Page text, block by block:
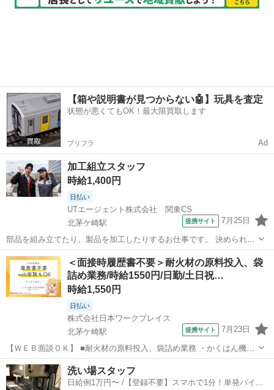
【箱や説明書が見つからない🤖】玩具を査定
状態が悪くてもOK！最大限買取します
プリフラ Ad
加工組立スタッフ
時給1,400円
日払い
UTエージェント株式会社 関東CS
北茅ケ崎駅
提携サイト 7月25日
部品を組み立てたり、製品を加工したりするお仕事です。 決められた
手順で作業を進めるので、未経験でも安心してスタートできます。も
のづくりが好きな方にもおすすめです。 ほかにもこんなお仕事をご紹
介！ ・製造 ・軽作業 ・ピッ...
神奈川 茅ヶ崎市 北茅ケ崎駅 工場
＜面接時履歴書不要＞耐火材の原料投入、袋
詰め業務/時給1550円/日勤/土日祝…
時給1,550円
日払い
株式会社日本ワークプレイス
北茅ケ崎駅
提携サイト 7月23日
【ＷＥＢ面談ＯＫ】 ■耐火材の原料投入、袋詰め業務 ・かくはん機に
原料の粉を手作業で投入する ・調合された耐火材が出てくる計量器の
上に袋をセット ・指定の量が入ったら閉じる（巾着みたいになってい
ます） ※防塵マスクを装着しま...
神奈川 茅ヶ崎市 北茅ケ崎駅
洗い場スタッフ
日給例1万円〜 /【登録不要】スマホで1分！単発バイト